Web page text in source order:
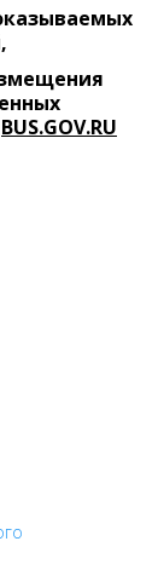
BUS.GOV.RU